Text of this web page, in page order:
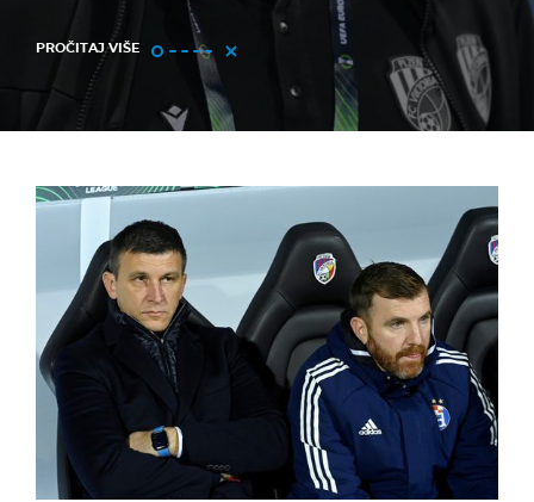
PROČITAJ VIŠE